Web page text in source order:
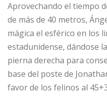
Aprovechando el tiempo
de más de 40 metros,
mágica el esférico en los
estadunidense, dándose
pierna derecha para
base del poste de
favor de los felinos al